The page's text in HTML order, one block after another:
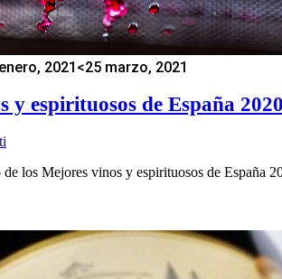
2021 <25 marzo, 2021
y espirituosos de España 2020
los Mejores vinos y espirituosos de España